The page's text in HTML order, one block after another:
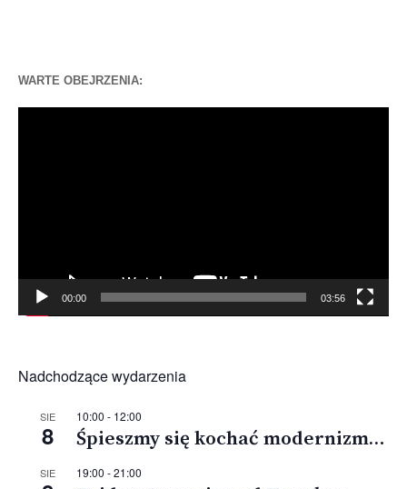
WARTE OBEJRZENIA:
00:00 03:56
Nadchodzące wydarzenia
SIE
8
10:00 - 12:00
Śpieszmy się kochać modernizm…
SIE 19:00 -21:00